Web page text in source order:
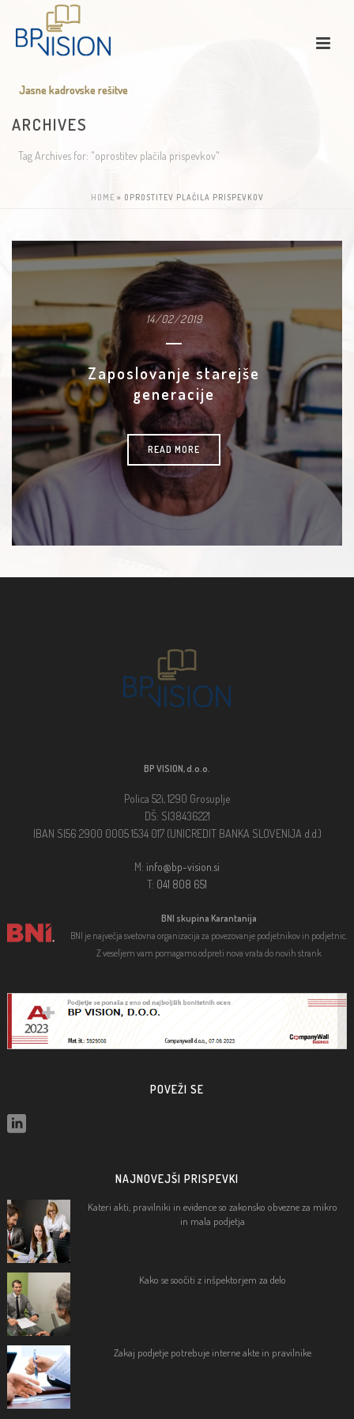
Jasne kadrovske rešitve
Jasne kadrovske rešitve
ARCHIVES
Tag Archives for: "oprostitev plačila prispevkov"
HOME » OPROSTITEV PLAČILA PRISPEVKOV
14/02/2019
Zaposlovanje starejše
generacije
READ MORE
BP VISION, d.o.o.
Polica 52i, 1290 Grosuplje
DŠ: SI38436221
IBAN SI56 2900 0005 1534 017 (UNICREDIT BANKA SLOVENIJA d.d.)
M: info@bp-vision.si
T: 041 808 651
BNI skupina Karantanija
BNI je največja svetovna organizacija za povezovanje podjetnikov in podjetnic.
Z veseljem vam pomagamo odpreti nova vrata do novih strank
POVEŽI SE
NAJNOVEJŠI PRISPEVKI
Kateri akti, pravilniki in evidence so zakonsko obvezne za mikro
in mala podjetja
Kako se soočiti z inšpektorjem za delo
Zakaj podjetje potrebuje interne akte in pravilnike